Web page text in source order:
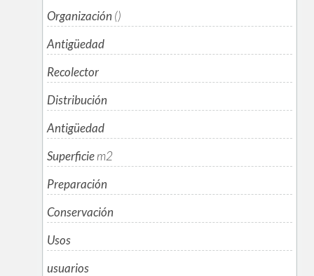
Organización ()
Antigüedad
Recolector
Distribución
Antigüedad
Superficiem2
Preparación
Conservación
Usos
usuarios